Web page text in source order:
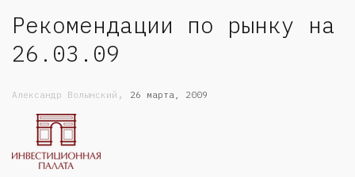
Рекомендации по рынку на
26.03.09
Александр Волынский , 26 марта, 2009